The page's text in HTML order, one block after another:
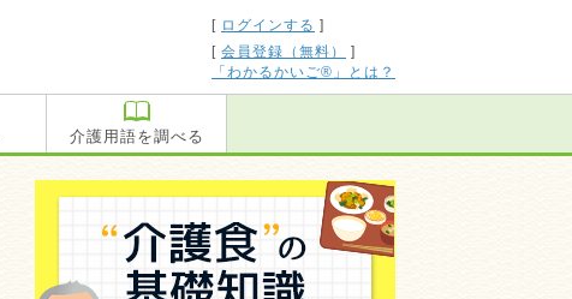
[ ログインする ]
[ 会員登録（無料）
]
「わかるかいご®」とは？
介護用語を調べる